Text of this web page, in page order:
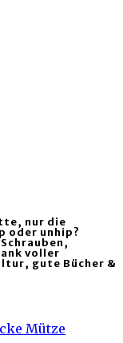
nur die
oder unhip?
voller
gute Bücher &
Mütze